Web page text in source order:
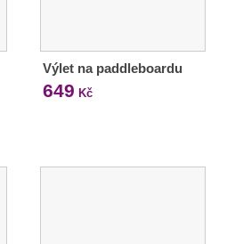
Výlet na paddleboardu
649 Kč